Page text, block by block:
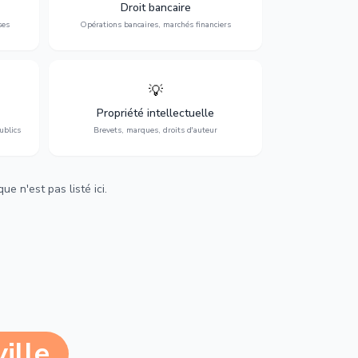
Droit bancaire
Opérations bancaires, marchés financiers
régulation.
💡
Propriété intellectuelle
Brevets, marques, droits d'auteur
Protection de vos créations : brevets,
marques, droits d'auteur et lutte contre la
contrefaçon.
n'est pas listé ici.